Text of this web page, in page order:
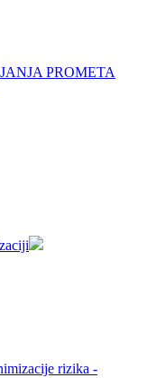
PROMETA
rizika -